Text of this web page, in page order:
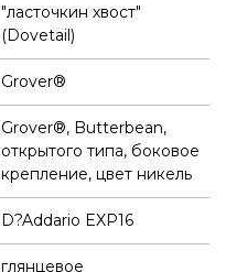
"ласточкин хвост"
(Dovetail)
Grover®
Grover®, Butterbean,
открытого типа, боковое
крепление, цвет никель
D?Addario EXP16
глянцевое